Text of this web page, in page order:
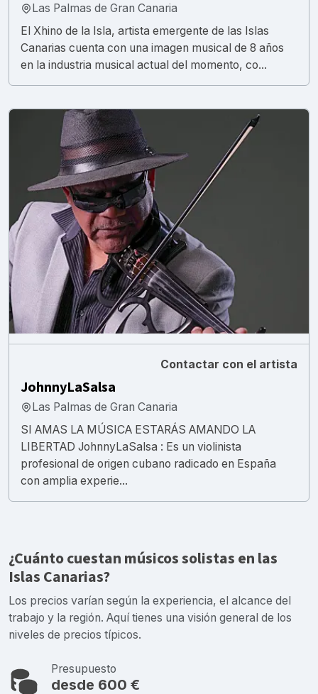
Las Palmas de Gran Canaria
El Xhino de la Isla, artista emergente de las Islas
Canarias cuenta con una imagen musical de 8 años
en la industria musical actual del momento, co...
Contactar con el artista
JohnnyLaSalsa
Las Palmas de Gran Canaria
SI AMAS LA MÚSICA ESTARÁS AMANDO LA
LIBERTAD JohnnyLaSalsa : Es un violinista
profesional de origen cubano radicado en España
con amplia experie...
¿Cuánto cuestan músicos solistas en las
Islas Canarias?
Los precios varían según la experiencia, el alcance del
trabajo y la región. Aquí tienes una visión general de los
niveles de precios típicos.
Presupuesto
desde 600 €